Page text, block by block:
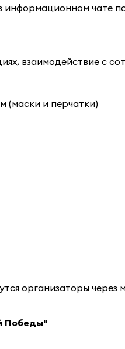
чате
взаимодействие с
(маски и перчатки)
организаторы
Победы"